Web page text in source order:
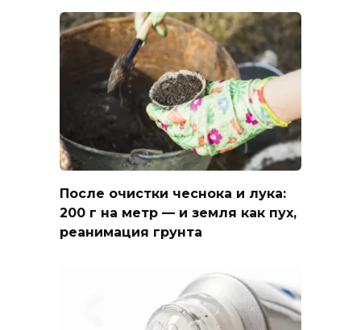
После очистки чеснока и лука:
200 г на метр — и земля как пух,
реанимация грунта